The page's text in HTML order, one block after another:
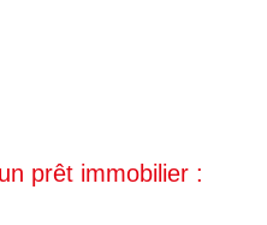
prêt immobilier :